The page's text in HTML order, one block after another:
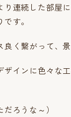
連続した部屋
す。
く繋がって、
インに色々な
ろうな～）